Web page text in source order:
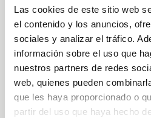
Las cookies de este sitio web
el contenido y los anuncios,
sociales y analizar el tráfico.
información sobre el uso que
nuestros partners de redes
web, quienes pueden
que les haya proporcionado o
partir del uso que haya hecho